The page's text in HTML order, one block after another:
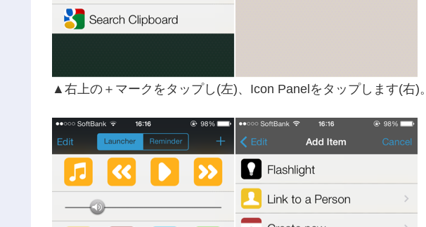
▲右上の＋マークをタップし(左)、Icon Panelをタップします(右)。